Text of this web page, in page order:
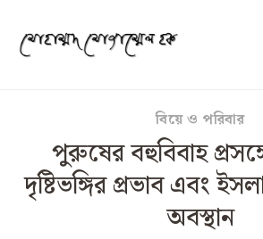
content
বিয়ে ও পরিবার
পুরুষের বহুবিবাহ
দৃষ্টিভঙ্গির প্রভাব এবং
অবস্থান